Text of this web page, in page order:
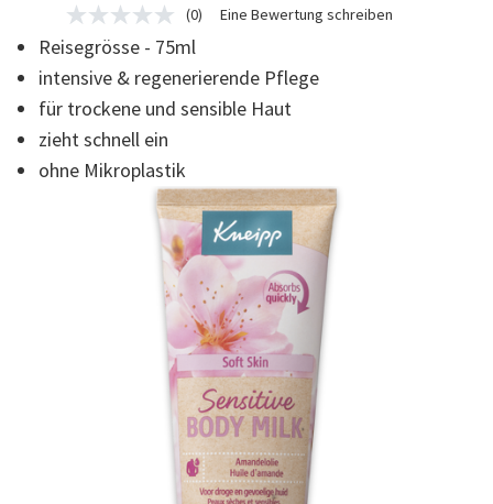
4.9 von 5 Sternen
Kein
Bewertungswert
Link
zur
Seite.
(0) Eine Bewertung schreiben
Reisegrösse - 75ml
intensive & regenerierende Pflege
für trockene und sensible Haut
zieht schnell ein
ohne Mikroplastik